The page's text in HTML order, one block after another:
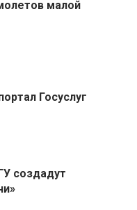
малой
Госуслуг
создадут